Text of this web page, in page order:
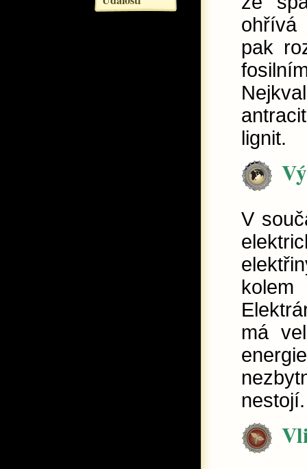
ohřívá
pak
lignit.
V
má
nestojí.